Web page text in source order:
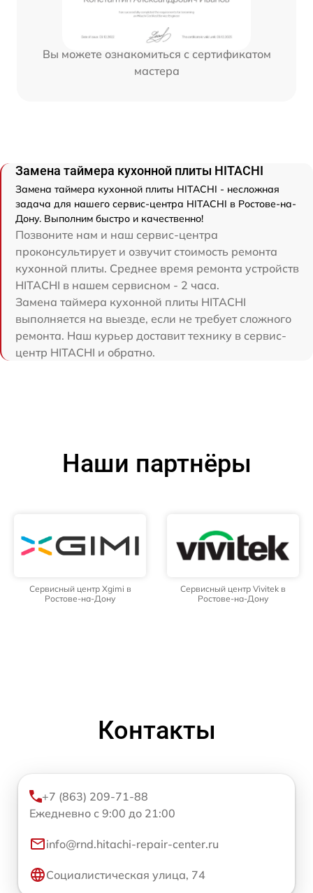
Вы можете ознакомиться с сертификатом
мастера
Замена таймера кухонной плиты HITACHI
Замена таймера кухонной плиты HITACHI - несложная
задача для нашего сервис-центра HITACHI в Ростове-на-
Дону. Выполним быстро и качественно!
Позвоните нам и наш сервис-центра
проконсультирует и озвучит стоимость ремонта
кухонной плиты. Среднее время ремонта устройств
HITACHI в нашем сервисном - 2 часа.
Замена таймера кухонной плиты HITACHI
выполняется на выезде, если не требует сложного
ремонта. Наш курьер доставит технику в сервис-
центр HITACHI и обратно.
Наши партнёры
Сервисный центр Xgimi в
Ростове-на-Дону
Сервисный центр Vivitek в
Ростове-на-Дону
Контакты
+7 (863) 209-71-88
Ежедневно с 9:00 до 21:00
info@rnd.hitachi-repair-center.ru
Социалистическая улица, 74